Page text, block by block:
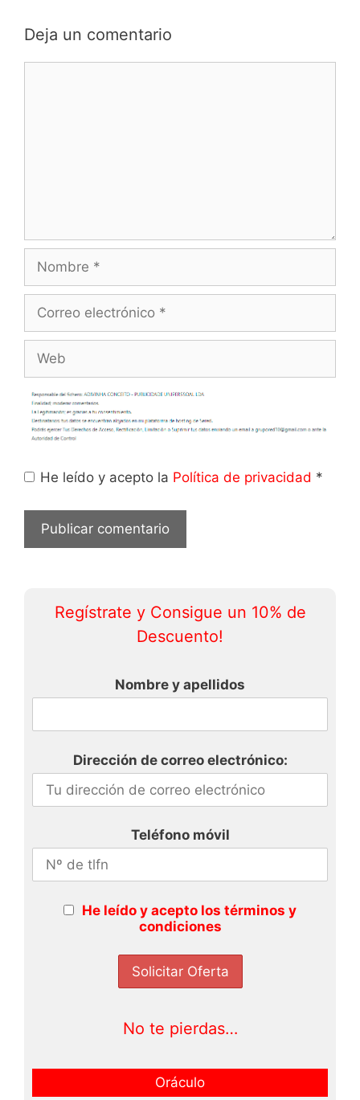
Deja un comentario
Nombre
Correo
Web
He leído y acepto la Política de privacidad *
Regístrate y Consigue un 10% de
Descuento!
Nombre y apellidos
Dirección de correo electrónico:
Teléfono móvil
He leído y acepto los términos y
condiciones
No te pierdas…
Oráculo